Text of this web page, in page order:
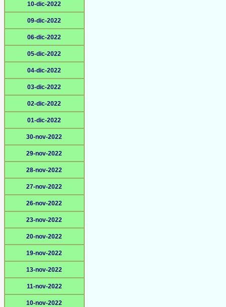
10-dic-2022
09-dic-2022
06-dic-2022
05-dic-2022
04-dic-2022
03-dic-2022
02-dic-2022
01-dic-2022
30-nov-2022
29-nov-2022
28-nov-2022
27-nov-2022
26-nov-2022
23-nov-2022
20-nov-2022
19-nov-2022
13-nov-2022
11-nov-2022
10-nov-2022